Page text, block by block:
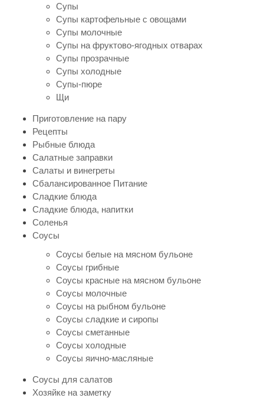
Супы
Супы картофельные с овощами
Супы молочные
Супы на фруктово-ягодных отварах
Супы прозрачные
Супы холодные
Супы-пюре
Щи
Приготовление на пару
Рецепты
Рыбные блюда
Салатные заправки
Салаты и винегреты
Сбалансированное Питание
Сладкие блюда
Сладкие блюда, напитки
Соленья
Соусы
Соусы белые на мясном бульоне
Соусы грибные
Соусы красные на мясном бульоне
Соусы молочные
Соусы на рыбном бульоне
Соусы сладкие и сиропы
Соусы сметанные
Соусы холодные
Соусы яично-масляные
Соусы для салатов
Хозяйке на заметку